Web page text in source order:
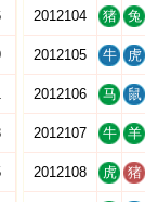
2012104 猪 兔
2012105 牛 虎
2012106 马 鼠
2012107 牛 羊
2012108 虎 猪